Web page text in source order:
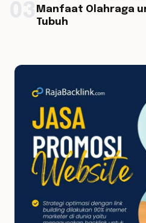
Manfaat Olahraga
Tubuh